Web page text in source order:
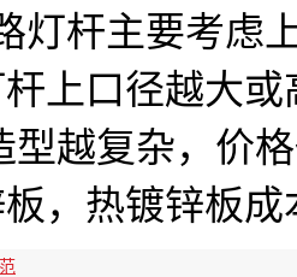
灯杆主要考虑
上口径越大
型越复杂，价
，热镀锌板成